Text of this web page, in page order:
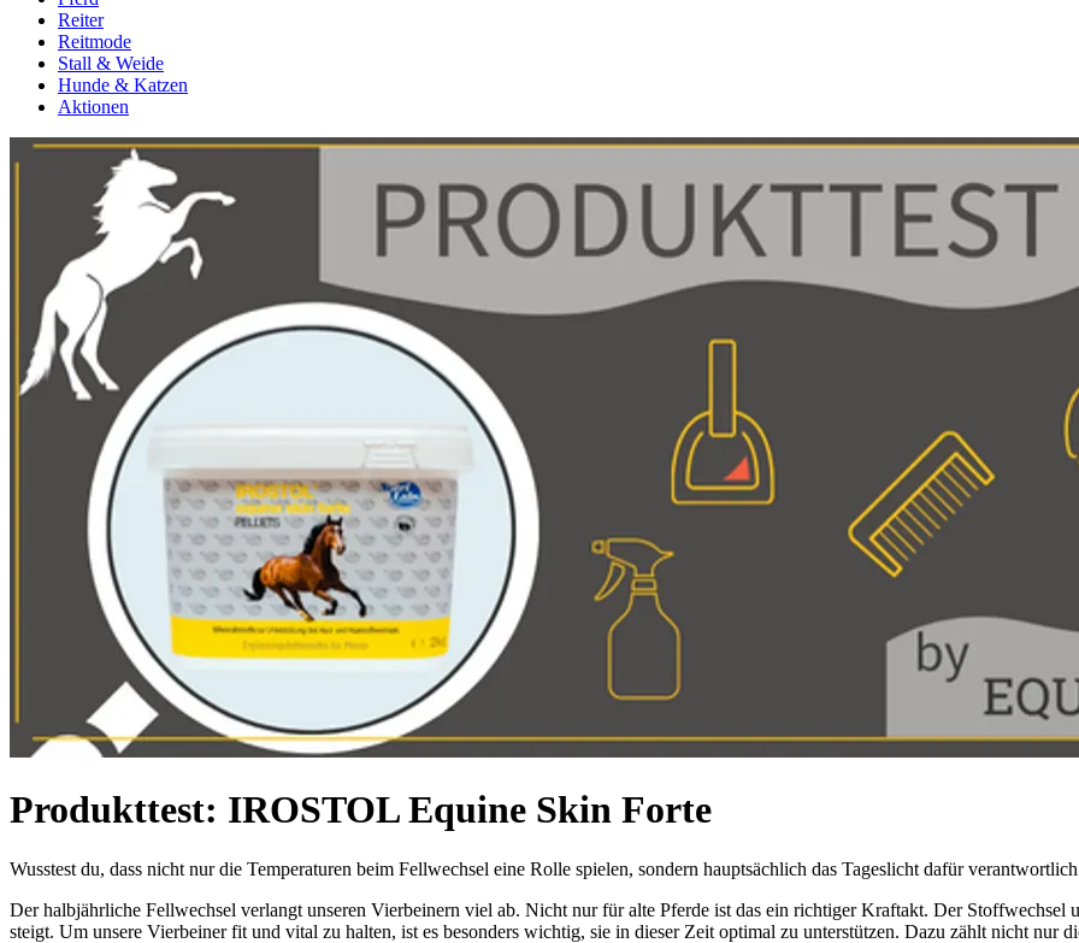
Reiter
Reitmode
Stall & Weide
Hunde & Katzen
Aktionen
Produkttest: IROSTOL Equine Skin Forte
Wusstest du, dass nicht nur die Temperaturen beim Fellwechsel eine Rolle spielen, sondern hauptsächlich das Tageslicht dafür
Der halbjährliche Fellwechsel verlangt unseren Vierbeinern viel ab. Nicht nur für alte Pferde ist das ein richtiger Kraftakt. Der Stoffwechsel
steigt. Um unsere Vierbeiner fit und vital zu halten, ist es besonders wichtig, sie in dieser Zeit optimal zu unterstützen. Dazu zählt nicht nur